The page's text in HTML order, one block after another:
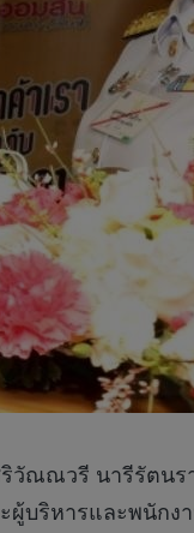
ริวัณณวรี นารีรัตน
ผู้บริหารและพนักง